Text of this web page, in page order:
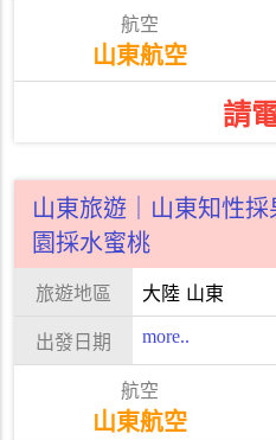
山東航空
請
山東旅遊｜山東知性
園採水蜜桃
大陸 山東
more..
山東航空